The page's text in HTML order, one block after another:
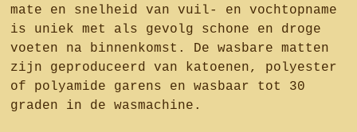
mate en snelheid van vuil- en vochtopname
is uniek met als gevolg schone en droge
voeten na binnenkomst. De wasbare matten
zijn geproduceerd van katoenen, polyester
of polyamide garens en wasbaar tot 30
graden in de wasmachine.